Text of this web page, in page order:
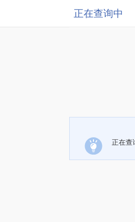
正在查询中
正在查